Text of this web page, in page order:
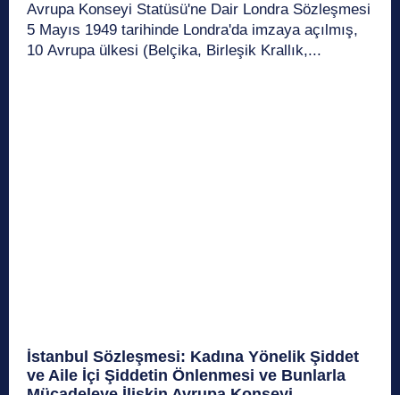
Avrupa Konseyi Statüsü'ne Dair Londra Sözleşmesi
5 Mayıs 1949 tarihinde Londra'da imzaya açılmış,
10 Avrupa ülkesi (Belçika, Birleşik Krallık,...
İstanbul Sözleşmesi: Kadına Yönelik Şiddet
ve Aile İçi Şiddetin Önlenmesi ve Bunlarla